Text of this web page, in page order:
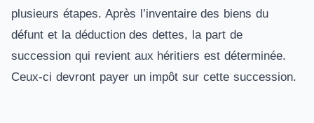
plusieurs étapes. Après l’inventaire des biens du
défunt et la déduction des dettes, la part de
succession qui revient aux héritiers est déterminée.
Ceux-ci devront payer un impôt sur cette succession.